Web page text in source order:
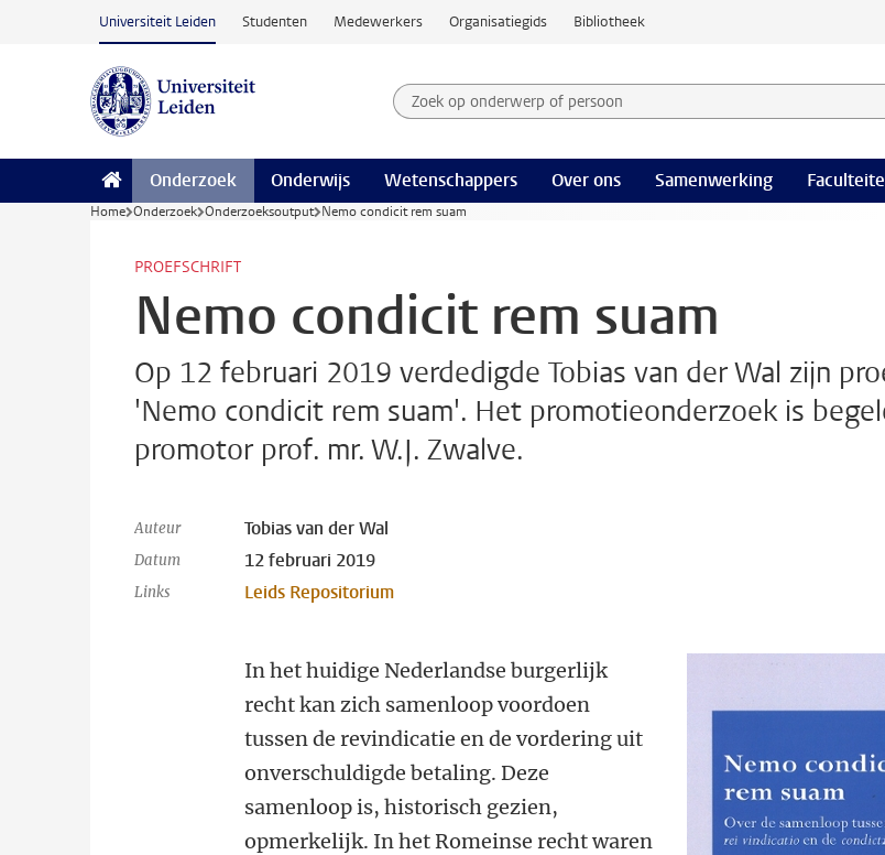
Ga naar hoofdinhoud
Universiteit Leiden Studenten Medewerkers Organisatiegids Bibliotheek
Zoek op onderwerp of persoon en selecteer
Zoekterm
Onderzoek Onderwijs Wetenschappers Over ons Samenwerking
Home Onderzoek Onderzoeksoutput Nemo condicit rem suam
PROEFSCHRIFT
Nemo condicit rem suam
Op 12 februari 2019 verdedigde Tobias van der Wal zijn
'Nemo condicit rem suam'. Het promotieonderzoek is
promotor prof. mr. W.J. Zwalve.
Auteur Tobias van der Wal
Datum 12 februari 2019
Links Leids Repositorium
In het huidige Nederlandse burgerlijk
recht kan zich samenloop voordoen
tussen de revindicatie en de vordering uit
onverschuldigde betaling. Deze
samenloop is, historisch gezien,
opmerkelijk. In het Romeinse recht waren